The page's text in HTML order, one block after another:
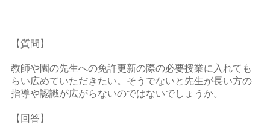
【質問】
教師や園の先生への免許更新の際の必要授業に入れても
らい広めていただきたい。そうでないと先生が長い方の
指導や認識が広がらないのではないでしょうか。
【回答】